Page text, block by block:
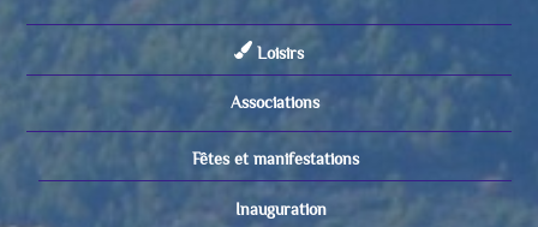
Loisirs
Associations
Fêtes et manifestations
Inauguration